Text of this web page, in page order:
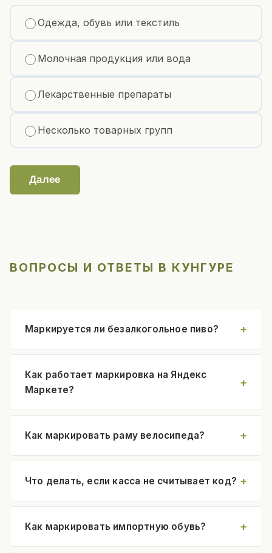
Одежда, обувь или текстиль
Молочная продукция или вода
Лекарственные препараты
Несколько товарных групп
Далее
ВОПРОСЫ И ОТВЕТЫ В КУНГУРЕ
Маркируется ли безалкогольное пиво?
Как работает маркировка на Яндекс
Маркете?
Как маркировать раму велосипеда?
Что делать, если касса не считывает код?
Как маркировать импортную обувь?